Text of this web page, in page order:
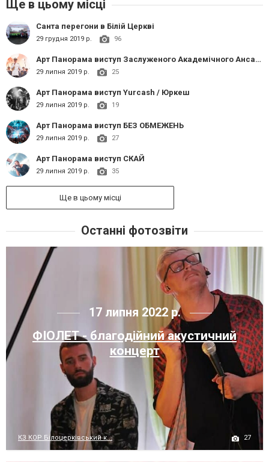
Ще в цьому місці
Санта перегони в Білій Церкві
29 грудня 2019 р. 96
Арт Панорама виступ Заслуженого Академічного Ансамбля пісні і танцю Збройних Сил України
29 липня 2019 р. 25
Арт Панорама виступ Yurcash / Юркеш
29 липня 2019 р. 19
Арт Панорама виступ БЕЗ ОБМЕЖЕНЬ
29 липня 2019 р. 27
Арт Панорама виступ СКАЙ
29 липня 2019 р. 35
Ще в цьому місці
Останні фотозвіти
17 липня 2022 р.
ФІОЛЕТ - благодійний акустичний
концерт
КЗ КОР Білоцерківський к... 27